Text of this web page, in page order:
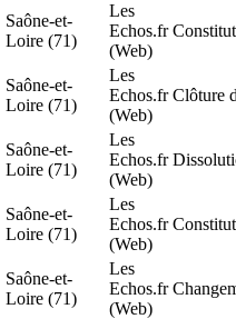
Saône-et-
Loire (71)
Les
Echos.fr
(Web)
Saône-et-
Loire (71)
Les
Echos.fr
(Web)
Clôture
Saône-et-
Loire (71)
Les
Echos.fr
(Web)
Saône-et-
Loire (71)
Les
Echos.fr
(Web)
Saône-et-
Loire (71)
Les
Echos.fr
(Web)